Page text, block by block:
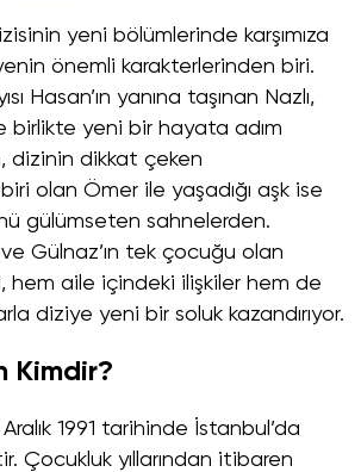
yeni bölümlerinde karşımıza
önemli karakterlerinden biri.
Hasan’ın yanına taşınan Nazlı,
birlikte yeni bir hayata adım
dizinin dikkat çeken
olan Ömer ile yaşadığı aşk ise
gülümseten sahnelerden.
ve Gülnaz’ın tek çocuğu olan
hem aile içindeki ilişkiler hem de
diziye yeni bir soluk kazandırıyor.
Kimdir?
Aralık 1991 tarihinde İstanbul’da
Çocukluk yıllarından itibaren